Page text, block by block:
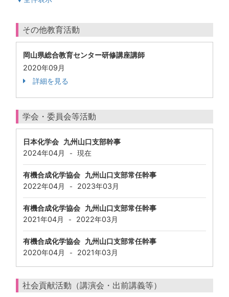
その他教育活動
岡山県総合教育センター研修講座講師
2020年09月
詳細を見る
学会・委員会等活動
日本化学会 九州山口支部幹事
2024年04月
- 現在
有機合成化学協会 九州山口支部常任幹事
2022年04月
- 2023年03月
有機合成化学協会 九州山口支部常任幹事
2021年04月
- 2022年03月
有機合成化学協会 九州山口支部常任幹事
2020年04月
- 2021年03月
社会貢献活動（講演会・出前講義等）